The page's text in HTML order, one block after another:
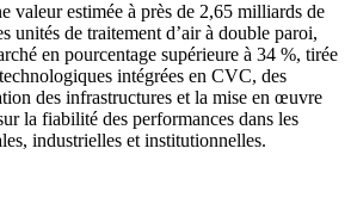
valeur estimée à près de 2,65 milliards de
unités de traitement d’air à double paroi,
en pourcentage supérieure à 34 %, tirée
intégrées en CVC, des
des infrastructures et la mise en œuvre
la fiabilité des performances dans les
industrielles et institutionnelles.